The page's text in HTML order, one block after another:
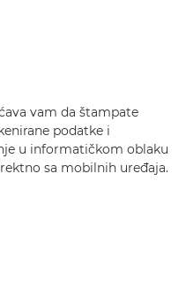
vam da štampate
podatke i
u informatičkom oblaku
sa mobilnih uređaja.